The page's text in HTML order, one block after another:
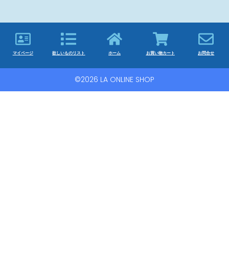
マイページ 欲しいものリスト ホーム お買い物カート お問合せ
©2026 LA ONLINE SHOP